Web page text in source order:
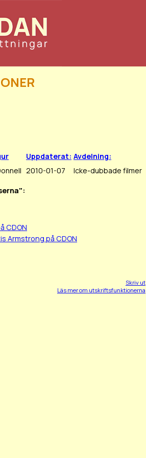
Uppdaterat: Avdelning:
2010-01-07 Icke-dubbade filmer
CDON
Armstrong på CDON
Skriv ut
Läs mer om utskriftsfunktionerna